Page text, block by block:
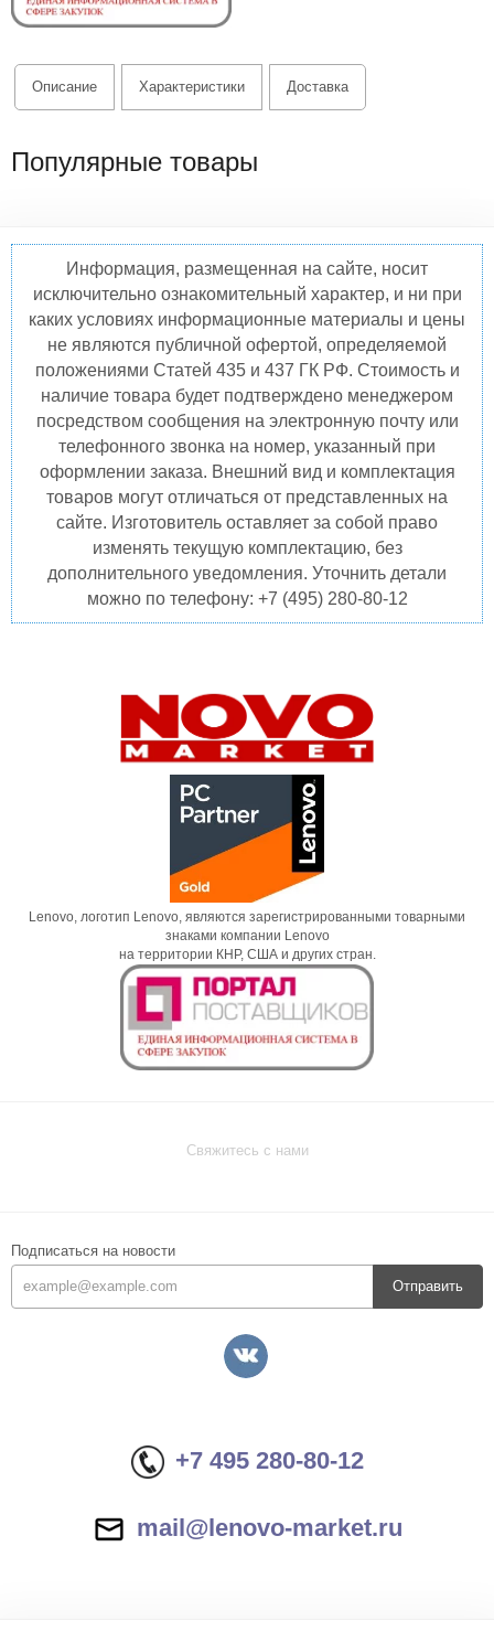
Описание Характеристики Доставка
Популярные товары
Информация, размещенная на сайте, носит
исключительно ознакомительный характер, и ни при
каких условиях информационные материалы и цены
не являются публичной офертой, определяемой
положениями Статей 435 и 437 ГК РФ. Стоимость и
наличие товара будет подтверждено менеджером
посредством сообщения на электронную почту или
телефонного звонка на номер, указанный при
оформлении заказа. Внешний вид и комплектация
товаров могут отличаться от представленных на
сайте. Изготовитель оставляет за собой право
изменять текущую комплектацию, без
дополнительного уведомления. Уточнить детали
можно по телефону: +7 (495) 280-80-12
Lenovo, логотип Lenovo, являются зарегистрированными товарными
знаками компании Lenovo
на территории КНР, США и других стран.
Свяжитесь с нами
Подписаться на новости
Отправить
+7 495 280-80-12
mail@lenovo-market.ru